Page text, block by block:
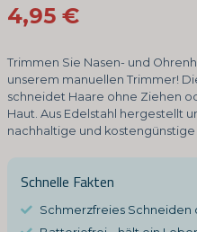
4,95 €
Trimmen Sie Nasen- und
unserem manuellen Trimmer!
schneidet Haare ohne Ziehen
Haut. Aus Edelstahl hergestellt
nachhaltige und kostengünstige
Schnelle Fakten
Schmerzfreies Schneiden